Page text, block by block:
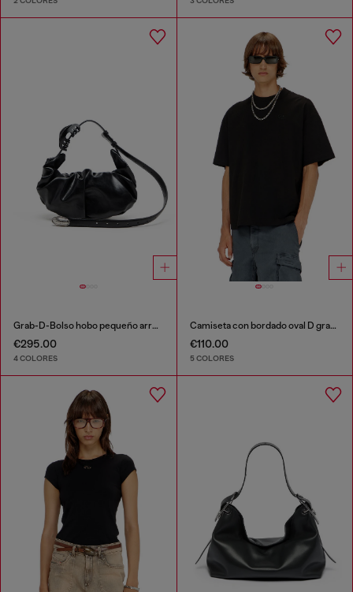
Grab-D-Bolso hobo pequeño arrugado
€295.00
4 COLORES
Camiseta con bordado oval D grande
€110.00
5 COLORES